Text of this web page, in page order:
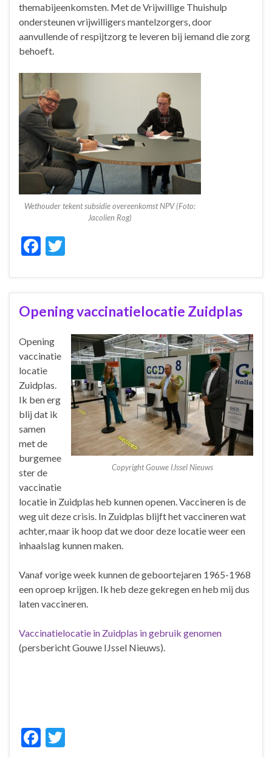
themabijeenkomsten. Met de Vrijwillige Thuishulp
ondersteunen vrijwilligers mantelzorgers, door
aanvullende of respijtzorg te leveren bij iemand die zorg
behoeft.
Wethouder tekent subsidie overeenkomst NPV (Foto:
Jacolien Rog)
F
e
b
o
o
k
itt
er
Opening vaccinatielocatie Zuidplas
Copyright Gouwe IJssel Nieuws
Opening
vaccinatie
locatie
Zuidplas.
Ik ben erg
blij dat ik
samen
met de
burgemee
ster de
vaccinatie
locatie in Zuidplas heb kunnen openen. Vaccineren is de
weg uit deze crisis. In Zuidplas blijft het vaccineren wat
achter, maar ik hoop dat we door deze locatie weer een
inhaalslag kunnen maken.
Vanaf vorige week kunnen de geboortejaren 1965-1968
een oproep krijgen. Ik heb deze gekregen en heb mij dus
laten vaccineren.
Vaccinatielocatie in Zuidplas in gebruik genomen
(persbericht Gouwe IJssel Nieuws).
F